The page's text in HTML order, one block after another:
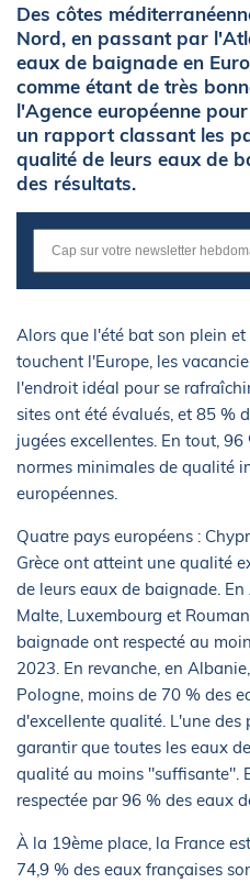
Des côtes
Nord, en passant par
eaux de baignade en
comme étant de très
l'Agence européenne
un rapport classant les
qualité de leurs eaux de
des résultats.
Alors que l'été bat son plein
touchent l'Europe, les
l'endroit idéal pour se
sites ont été évalués, et 85 %
jugées excellentes. En tout,
normes minimales de qualité
européennes.
Quatre pays européens :
Grèce ont atteint une qualité
de leurs eaux de baignade.
Malte, Luxembourg et
baignade ont respecté au
2023. En revanche, en
Pologne, moins de 70 % des
d'excellente qualité. L'une des
garantir que toutes les eaux
qualité au moins "suffisante".
respectée par 96 % des eaux
À la 19ème place, la France
74,9 % des eaux françaises